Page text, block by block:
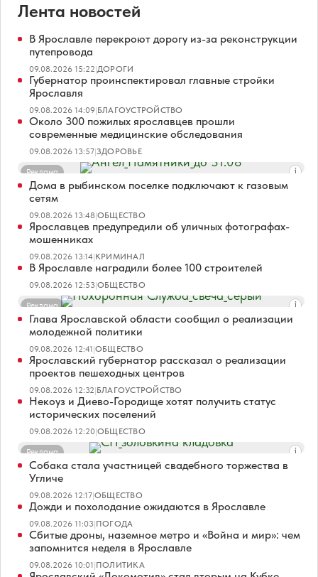
Лента новостей
В Ярославле перекроют дорогу из-за реконструкции
путепровода
09.08.2026 15:22|ДОРОГИ
Губернатор проинспектировал главные стройки
Ярославля
09.08.2026 14:09|БЛАГОУСТРОЙСТВО
Около 300 пожилых ярославцев прошли
современные медицинские обследования
09.08.2026 13:57|ЗДОРОВЬЕ
Реклама
Дома в рыбинском поселке подключают к газовым
сетям
09.08.2026 13:48|ОБЩЕСТВО
Ярославцев предупредили об уличных фотографах-
мошенниках
09.08.2026 13:14|КРИМИНАЛ
В Ярославле наградили более 100 строителей
09.08.2026 12:53|ОБЩЕСТВО
Реклама
Глава Ярославской области сообщил о реализации
молодежной политики
09.08.2026 12:41|ОБЩЕСТВО
Ярославский губернатор рассказал о реализации
проектов пешеходных центров
09.08.2026 12:32|БЛАГОУСТРОЙСТВО
Некоуз и Диево-Городище хотят получить статус
исторических поселений
09.08.2026 12:20|ОБЩЕСТВО
Реклама
Собака стала участницей свадебного торжества в
Угличе
09.08.2026 12:17|ОБЩЕСТВО
Дожди и похолодание ожидаются в Ярославле
09.08.2026 11:03|ПОГОДА
Сбитые дроны, наземное метро и «Война и мир»: чем
запомнится неделя в Ярославле
09.08.2026 10:01|ПОЛИТИКА